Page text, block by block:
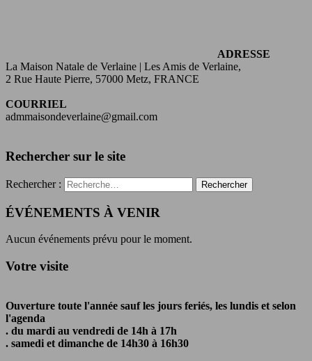
ADRESSE
La Maison Natale de Verlaine | Les Amis de Verlaine,
2 Rue Haute Pierre, 57000 Metz, FRANCE
COURRIEL
admmaisondeverlaine@gmail.com
Rechercher sur le site
Rechercher :
ÉVÉNEMENTS À VENIR
Aucun événements prévu pour le moment.
Votre visite
Ouverture toute l'année sauf les jours feriés, les lundis et selon
l'agenda
. du mardi au vendredi de 14h à 17h
. samedi et dimanche de 14h30 à 16h30